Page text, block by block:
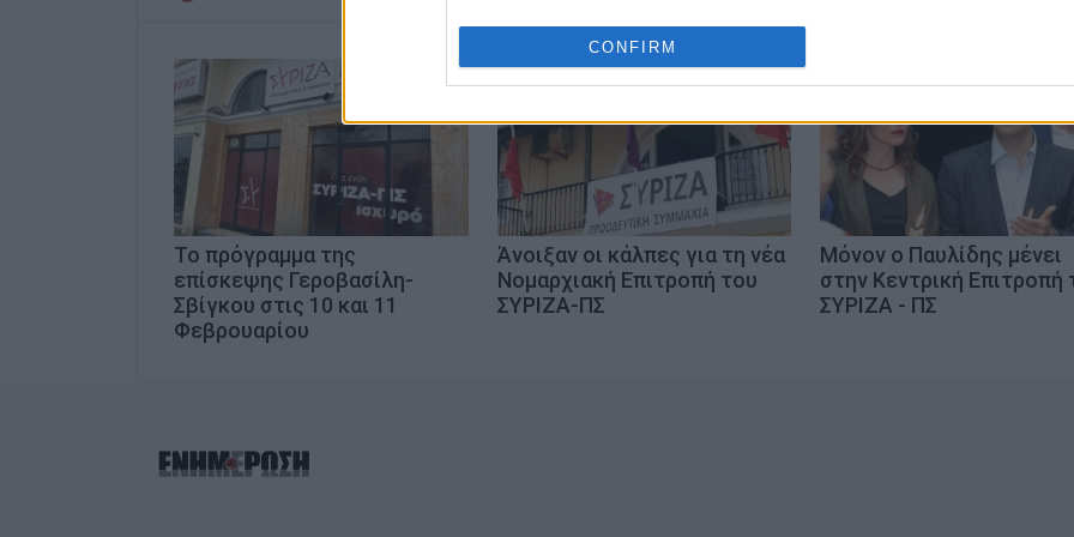
I want to allow Google to enable storage related to analytics like cookies on
or app.
I want to allow Google to enable storage related to personalization.
I want to allow Google to enable storage related to security, including
authentication functionality and fraud prevention, and other user protection.
CONFIRM
To πρόγραμμα της
επίσκεψης Γεροβασίλη-
Σβίγκου στις 10 και 11
Φεβρουαρίου
Άνοιξαν οι κάλπες για τη νέα
Νομαρχιακή Επιτροπή του
ΣΥΡΙΖΑ-ΠΣ
Μόνον ο Παυλίδης μένει
στην Κεντρική Επιτροπή
ΣΥΡΙΖΑ - ΠΣ